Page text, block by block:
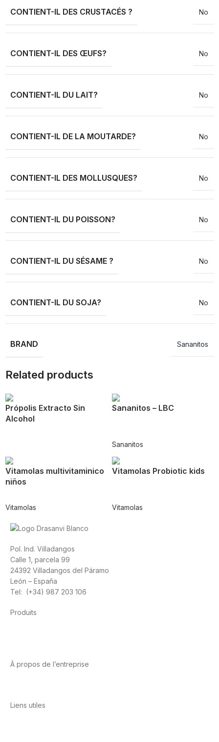
CONTIENT-IL DES CRUSTACÉS ? No
CONTIENT-IL DES ŒUFS? No
CONTIENT-IL DU LAIT? No
CONTIENT-IL DE LA MOUTARDE? No
CONTIENT-IL DES MOLLUSQUES? No
CONTIENT-IL DU POISSON? No
CONTIENT-IL DU SÉSAME ? No
CONTIENT-IL DU SOJA? No
BRAND Sananitos
Related products
Própolis Extracto Sin
Alcohol
Sananitos – LBC
Sananitos
Vitamolas multivitaminico
niños
Vitamolas
Vitamolas Probiotic kids
Vitamolas
Pol. Ind. Villadangos
Calle 1, parcela 99
24392 Villadangos del Páramo
León – España
Tel: (+34) 987 203 106
Produits
À propos de l’entreprise
Liens utiles